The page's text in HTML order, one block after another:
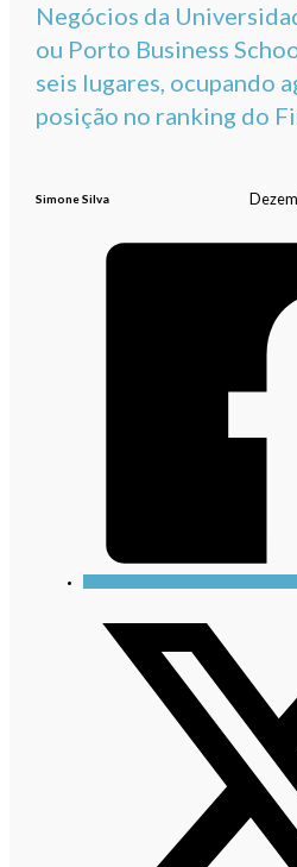
Negócios da
ou Porto Business
seis lugares, ocupando
posição no ranking do
Simone Silva